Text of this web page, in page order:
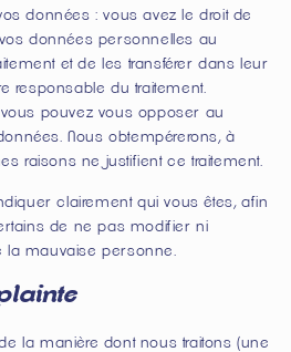
données : vous avez le droit de
données personnelles au
et de les transférer dans leur
responsable du traitement.
vous pouvez vous opposer au
Nous obtempérerons, à
raisons ne justifient ce traitement.
clairement qui vous êtes, afin
de ne pas modifier ni
mauvaise personne.
la manière dont nous traitons (une